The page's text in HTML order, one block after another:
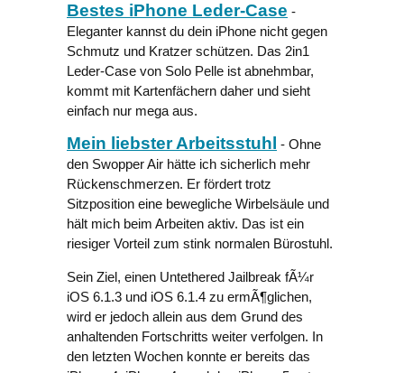
Bestes iPhone Leder-Case -
Eleganter kannst du dein iPhone nicht gegen
Schmutz und Kratzer schützen. Das 2in1
Leder-Case von Solo Pelle ist abnehmbar,
kommt mit Kartenfächern daher und sieht
einfach nur mega aus.
Mein liebster Arbeitsstuhl - Ohne
den Swopper Air hätte ich sicherlich mehr
Rückenschmerzen. Er fördert trotz
Sitzposition eine bewegliche Wirbelsäule und
hält mich beim Arbeiten aktiv. Das ist ein
riesiger Vorteil zum stink normalen Bürostuhl.
Sein Ziel, einen Untethered Jailbreak fÃ¼r
iOS 6.1.3 und iOS 6.1.4 zu ermÃ¶glichen,
wird er jedoch allein aus dem Grund des
anhaltenden Fortschritts weiter verfolgen. In
den letzten Wochen konnte er bereits das